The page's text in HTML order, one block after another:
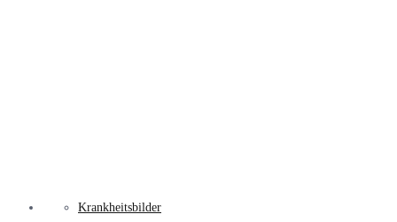
Krankheitsbilder